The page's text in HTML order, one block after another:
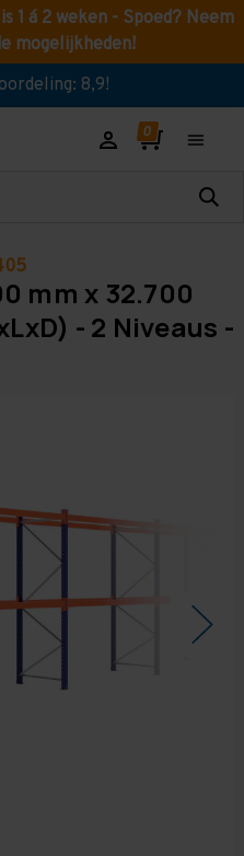
1 á 2 weken - Spoed? Neem
mogelijkheden!
8,9!
mm x 32.700
- 2 Niveaus -